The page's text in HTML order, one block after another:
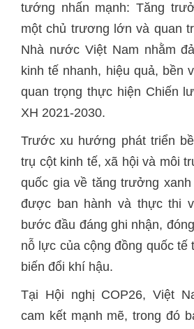
tướng nhấn mạnh: Tăng
một chủ trương lớn và quan
Nhà nước Việt Nam nhằm
kinh tế nhanh, hiệu quả, bền
quan trọng thực hiện Chiến
XH 2021-2030.
Trước xu hướng phát triển
trụ cột kinh tế, xã hội và môi
quốc gia về tăng trưởng
được ban hành và thực thi
bước đầu đáng ghi nhận,
nỗ lực của cộng đồng quốc tế
biến đổi khí hậu.
Tại Hội nghị COP26, Việt
cam kết mạnh mẽ, trong đó